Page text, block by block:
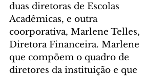
duas diretoras de Escolas
Acadêmicas, e outra
coorporativa, Marlene Telles,
Diretora Financeira. Marlene
que compõem o quadro de
diretores da instituição e que